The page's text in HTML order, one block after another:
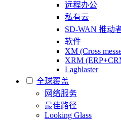
远程办公
私有云
SD-WAN 推动
软件
XM (Cross
XRM
Lagblaster
全球覆盖
网络服务
最佳路径
Looking Glass